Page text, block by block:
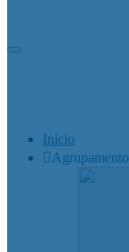
Início
Agrupamento